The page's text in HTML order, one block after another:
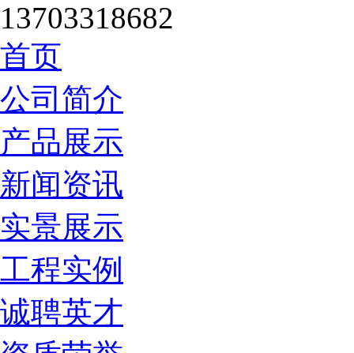
13703318682
首页
公司简介
产品展示
新闻资讯
实景展示
工程实例
诚聘英才